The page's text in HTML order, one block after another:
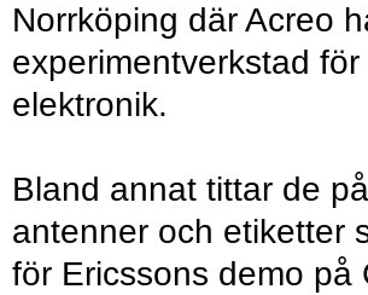
Norrköping där Acreo
experimentverkstad för
elektronik.
Bland annat tittar de
antenner och etiketter
för Ericssons demo på